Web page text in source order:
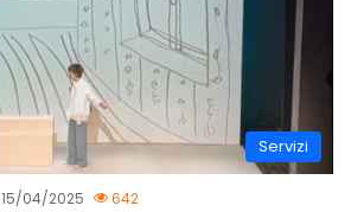
Servizi
15/04/2025 642